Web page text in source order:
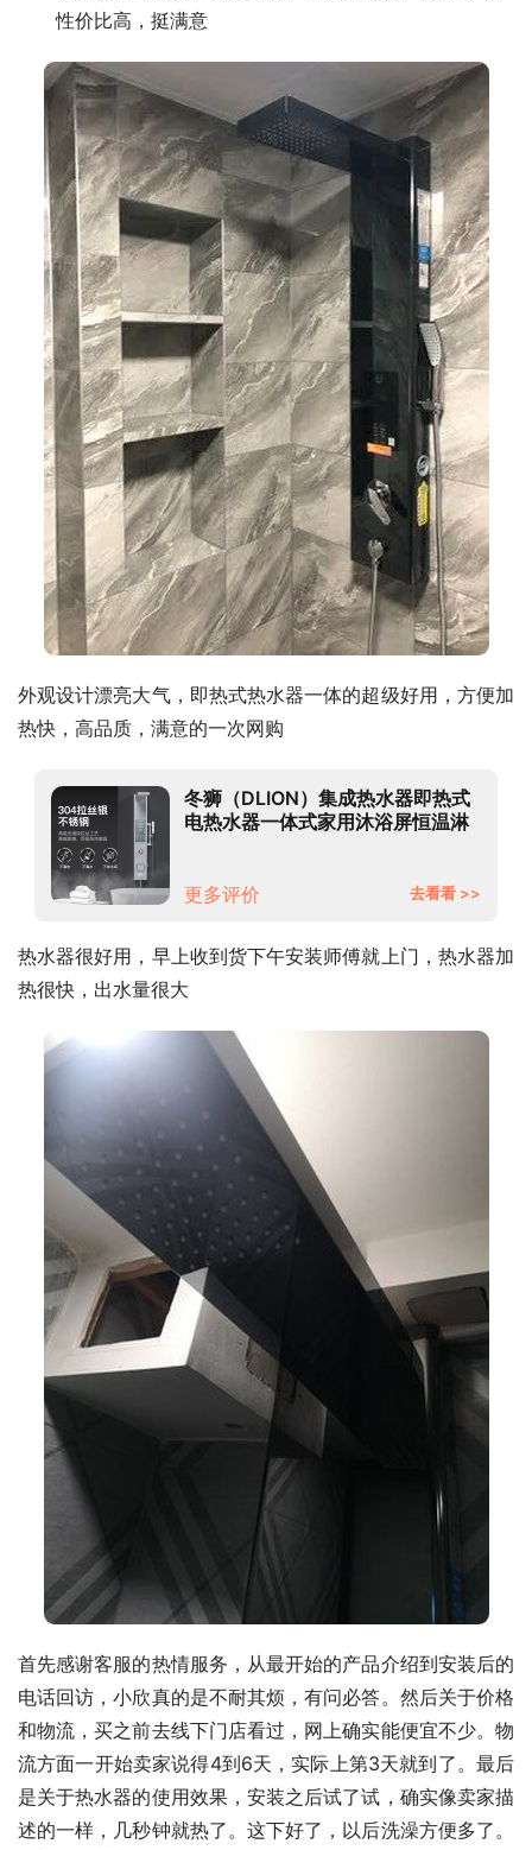
性价比高，挺满意
外观设计漂亮大气，即热式热水器一体的超级好用，方便加
热快，高品质，满意的一次网购
冬狮（DLION）集成热水器即热式
电热水器一体式家用沐浴屏恒温淋
更多评价
去看看 >>
热水器很好用，早上收到货下午安装师傅就上门，热水器加
热很快，出水量很大
首先感谢客服的热情服务，从最开始的产品介绍到安装后的
电话回访，小欣真的是不耐其烦，有问必答。然后关于价格
和物流，买之前去线下门店看过，网上确实能便宜不少。物
流方面一开始卖家说得4到6天，实际上第3天就到了。最后
是关于热水器的使用效果，安装之后试了试，确实像卖家描
述的一样，几秒钟就热了。这下好了，以后洗澡方便多了。